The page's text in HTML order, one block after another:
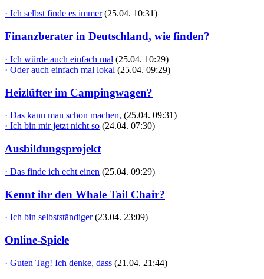
· Ich selbst finde es immer (25.04. 10:31)
Finanzberater in Deutschland, wie finden?
· Ich würde auch einfach mal (25.04. 10:29)
· Oder auch einfach mal lokal (25.04. 09:29)
Heizlüfter im Campingwagen?
· Das kann man schon machen, (25.04. 09:31)
· Ich bin mir jetzt nicht so (24.04. 07:30)
Ausbildungsprojekt
· Das finde ich echt einen (25.04. 09:29)
Kennt ihr den Whale Tail Chair?
· Ich bin selbstständiger (23.04. 23:09)
Online-Spiele
· Guten Tag! Ich denke, dass (21.04. 21:44)